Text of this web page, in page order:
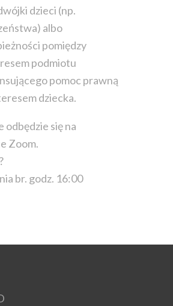
dzieci (np.
albo
pomiędzy
podmiotu
pomoc prawną
dziecka.
odbędzie się na
Zoom.
br. godz. 16:00